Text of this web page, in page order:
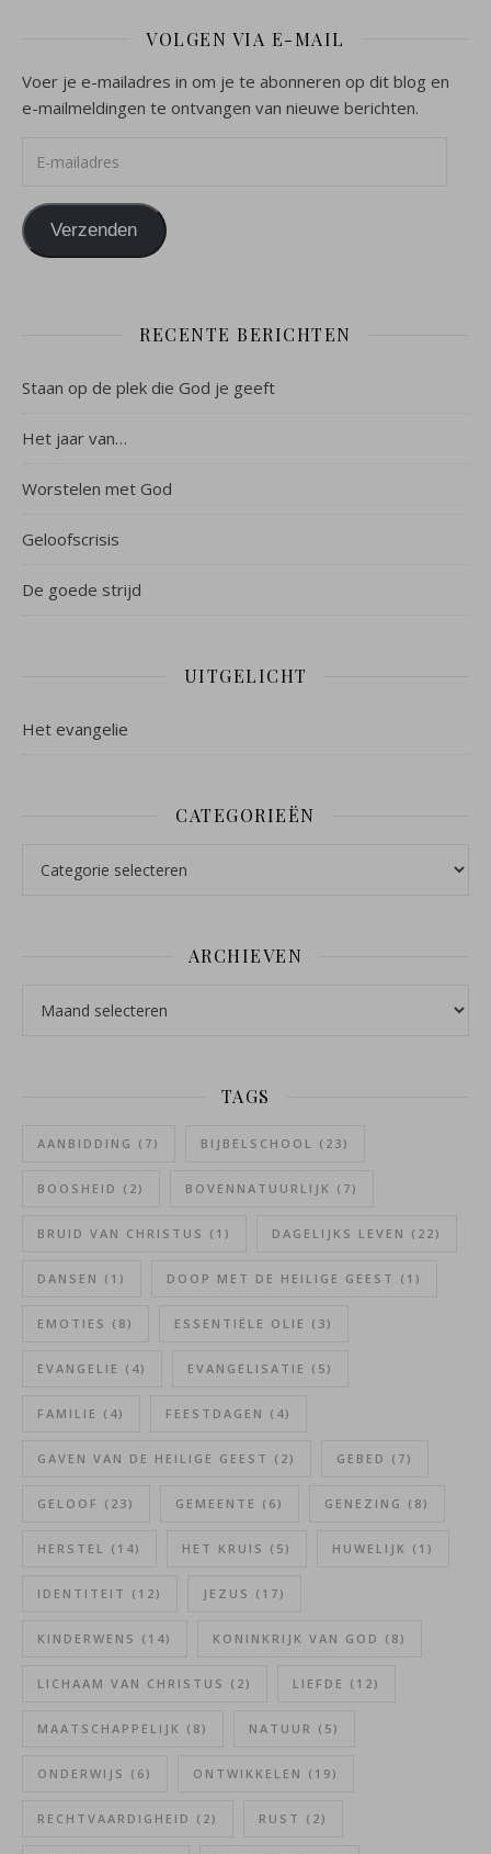
VOLGEN VIA E-MAIL
Voer je e-mailadres in om je te abonneren op dit blog en
e-mailmeldingen te ontvangen van nieuwe berichten.
Verzenden
RECENTE BERICHTEN
Staan op de plek die God je geeft
Het jaar van…
Worstelen met God
Geloofscrisis
De goede strijd
UITGELICHT
Het evangelie
CATEGORIEËN
ARCHIEVEN
TAGS
AANBIDDING (7) BIJBELSCHOOL (23)
BOOSHEID (2) BOVENNATUURLIJK (7)
BRUID VAN CHRISTUS (1) DAGELIJKS LEVEN (22)
DANSEN (1) DOOP MET DE HEILIGE GEEST (1)
EMOTIES (8) ESSENTIËLE OLIE (3)
EVANGELIE (4) EVANGELISATIE (5)
FAMILIE (4) FEESTDAGEN (4)
GAVEN VAN DE HEILIGE GEEST (2) GEBED (7)
GELOOF (23) GEMEENTE (6) GENEZING (8)
HERSTEL (14) HET KRUIS (5) HUWELIJK (1)
IDENTITEIT (12) JEZUS (17)
KINDERWENS (14) KONINKRIJK VAN GOD (8)
LICHAAM VAN CHRISTUS (2) LIEFDE (12)
MAATSCHAPPELIJK (8) NATUUR (5)
ONDERWIJS (6) ONTWIKKELEN (19)
RECHTVAARDIGHEID (2) RUST (2)